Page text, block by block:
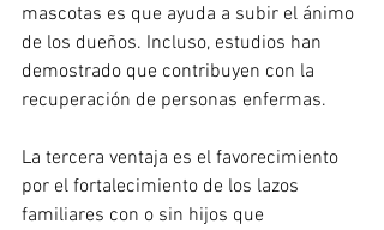
mascotas es que ayuda a subir el ánimo
de los dueños. Incluso, estudios han
demostrado que contribuyen con la
recuperación de personas enfermas.
La tercera ventaja es el favorecimiento
por el fortalecimiento de los lazos
familiares con o sin hijos que